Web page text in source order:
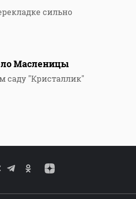
сильно
Масленицы
саду "Кристаллик"